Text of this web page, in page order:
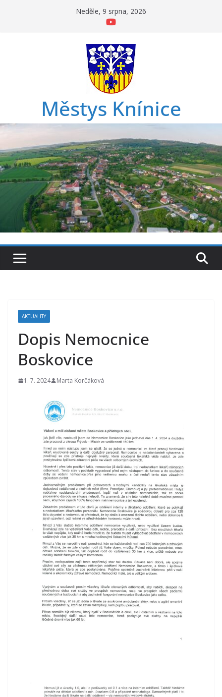
Neděle, 9 srpna, 2026
Městys Knínice
AKTUALITY
Dopis Nemocnice
Boskovice
1. 7. 2024 Marta Korčáková